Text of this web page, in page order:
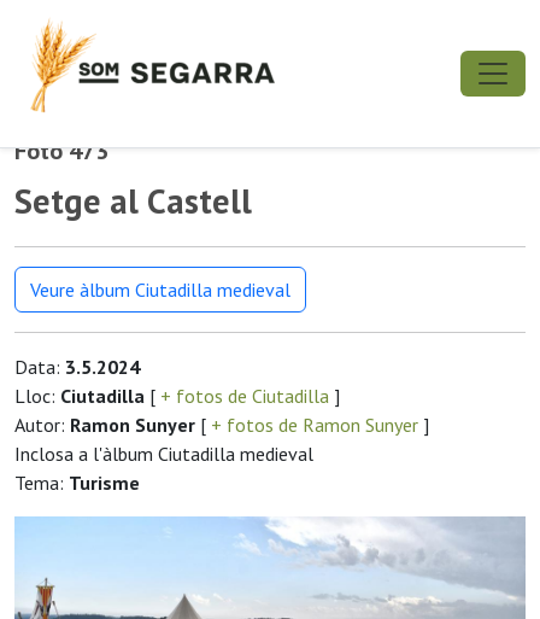
Foto 473
Setge al Castell
Veure àlbum Ciutadilla medieval
Data: 3.5.2024
Lloc: Ciutadilla [ + fotos de Ciutadilla ]
Autor: Ramon Sunyer [ + fotos de Ramon Sunyer ]
Inclosa a l'àlbum Ciutadilla medieval
Tema: Turisme